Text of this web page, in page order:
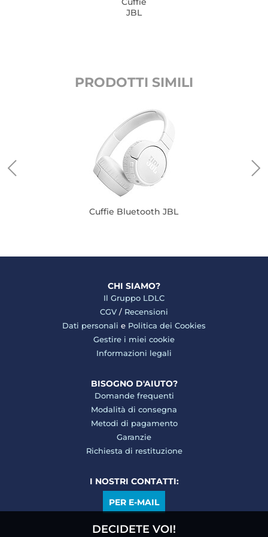
JBL
PRODOTTI SIMILI
Cuffie Bluetooth JBL
CHI SIAMO?
Il Gruppo LDLC
CGV / Recensioni
Dati personali e Politica dei Cookies
Gestire i miei cookie
Informazioni legali
BISOGNO D'AIUTO?
Domande frequenti
Modalità di consegna
Metodi di pagamento
Garanzie
Richiesta di restituzione
I NOSTRI CONTATTI:
PER E-MAIL
DECIDETE VOI!